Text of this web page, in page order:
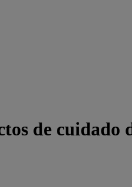
de cuidado